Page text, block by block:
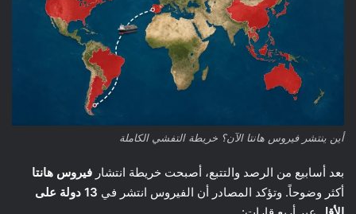
أين ينتشر فيروس هانتا الآن؟ خريطة التفشي الكاملة
بعد أسابيع من الرصد والتتبع، أصبحت خريطة انتشار فيروس هانتا
أكثر وضوحاً. وتؤكد المصادر أن الفيروس انتشر في
13 دولة على